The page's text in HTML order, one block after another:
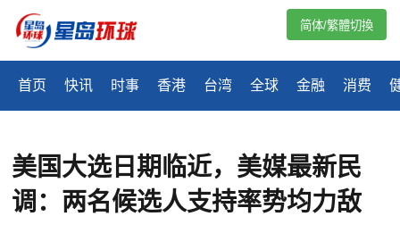
首页 快讯 时事 香港 台湾 全球 金融 消费
简体/繁體切換
美国大选日期临近，美媒最新民
调：两名候选人支持率势均力敌